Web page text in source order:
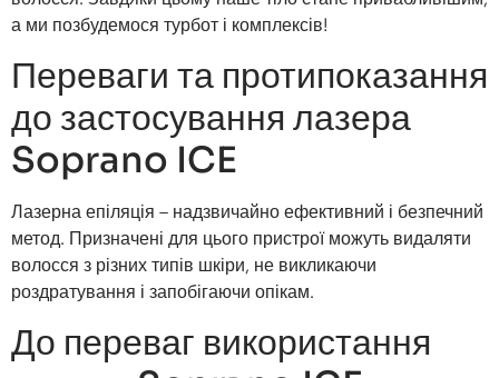
а ми позбудемося турбот і комплексів!
Переваги та протипоказання
до застосування лазера
Soprano ICE
Лазерна епіляція – надзвичайно ефективний і безпечний
метод. Призначені для цього пристрої можуть видаляти
волосся з різних типів шкіри, не викликаючи
роздратування і запобігаючи опікам.
До переваг використання